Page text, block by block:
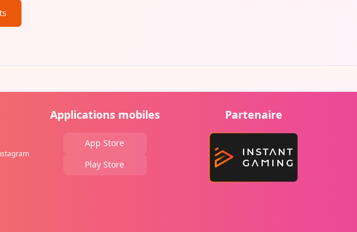
Applications mobiles
App Store
Play Store
Partenaire